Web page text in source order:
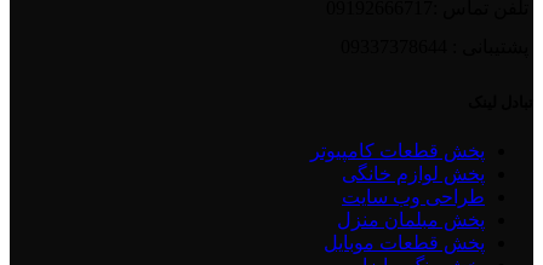
پخش قطعات کامپیوتر
پخش لوازم خانگی
طراحی وب سایت
پخش مبلمان منزل
پخش قطعات موبایل